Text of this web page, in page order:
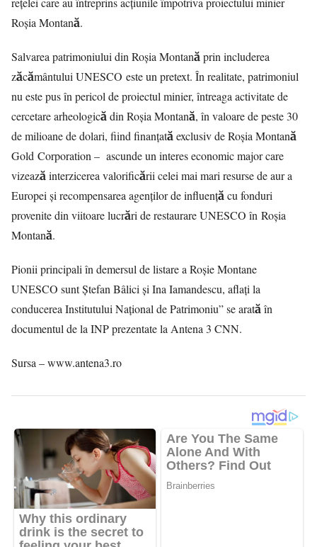
Roșia Montană.
Salvarea patrimoniului din Roșia Montană prin includerea
zăcământului UNESCO este un pretext. În realitate, patrimoniul
nu este pus în pericol de proiectul minier, întreaga activitate de
cercetare arheologică din Roșia Montană, în valoare de peste 30
de milioane de dolari, fiind finanțată exclusiv de Roșia Montană
Gold Corporation – ascunde un interes economic major care
vizează interzicerea valorificării celei mai mari resurse de aur a
Europei și recompensarea agenților de influență cu fonduri
provenite din viitoare lucrări de restaurare UNESCO în Roșia
Montană.
Pionii principali în demersul de listare a Roșie Montane
UNESCO sunt Ștefan Bâlici și Ina Iamandescu, aflați la
conducerea Institutului Național de Patrimoniu” se arată în
documentul de la INP prezentate la Antena 3 CNN.
Sursa – www.antena3.ro